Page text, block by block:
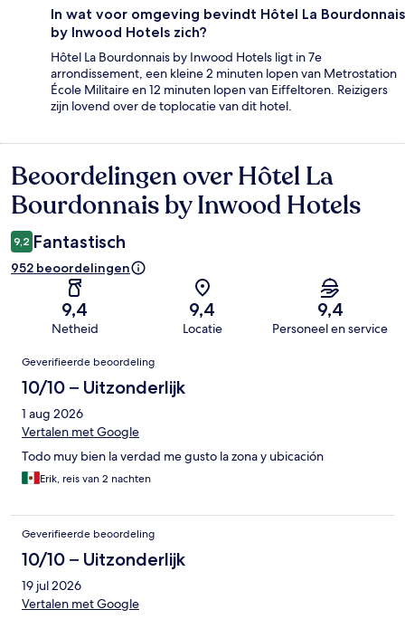
In wat voor omgeving bevindt Hôtel La Bourdonnais
by Inwood Hotels zich?
Hôtel La Bourdonnais by Inwood Hotels ligt in 7e
arrondissement, een kleine 2 minuten lopen van Metrostation
École Militaire en 12 minuten lopen van Eiffeltoren. Reizigers
zijn lovend over de toplocatie van dit hotel.
Beoordelingen
Beoordelingen over Hôtel La
Bourdonnais by Inwood Hotels
9,2 Fantastisch
952 beoordelingen
9,4
Netheid
9,4
Locatie
9,4
Personeel en service
Beoordelingen
Geverifieerde beoordeling
10/10 – Uitzonderlijk
1 aug 2026
Vertalen met Google
Todo muy bien la verdad me gusto la zona y ubicación
Erik, reis van 2 nachten
Geverifieerde beoordeling
10/10 – Uitzonderlijk
19 jul 2026
Vertalen met Google